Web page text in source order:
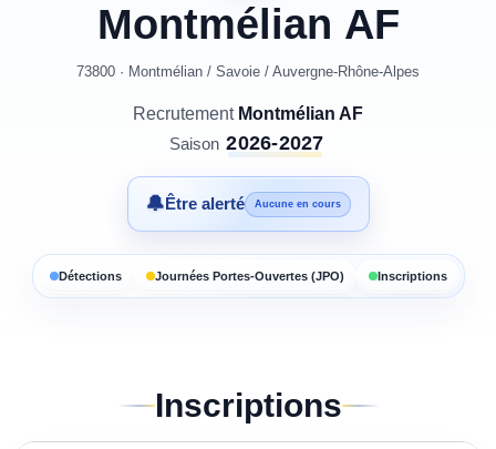
Montmélian AF
73800 · Montmélian / Savoie / Auvergne-Rhône-Alpes
Recrutement Montmélian AF
Saison 2026-2027
🔔Être alerté Aucune en cours
Détections Journées Portes-Ouvertes (JPO) Inscriptions
Inscriptions